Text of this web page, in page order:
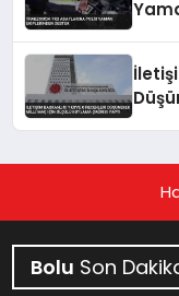
Bolu Son